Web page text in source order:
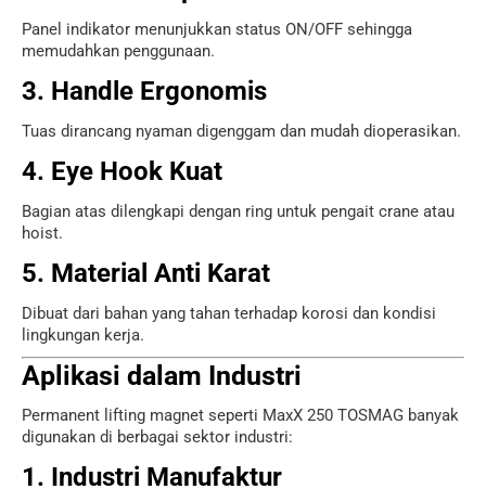
Panel indikator menunjukkan status ON/OFF sehingga
memudahkan penggunaan.
3. Handle Ergonomis
Tuas dirancang nyaman digenggam dan mudah dioperasikan.
4. Eye Hook Kuat
Bagian atas dilengkapi dengan ring untuk pengait crane atau
hoist.
5. Material Anti Karat
Dibuat dari bahan yang tahan terhadap korosi dan kondisi
lingkungan kerja.
Aplikasi dalam Industri
Permanent lifting magnet seperti MaxX 250 TOSMAG banyak
digunakan di berbagai sektor industri:
1. Industri Manufaktur